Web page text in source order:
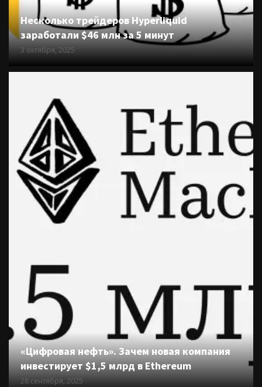
Несколько трейдеров Hyperliquid
заработали $46 млн за 5 минут
3 октября, 2025
«Цифровая нефть». Зачем новая компания
инвестирует $1,5 млрд в Ethereum
28 сентября, 2025